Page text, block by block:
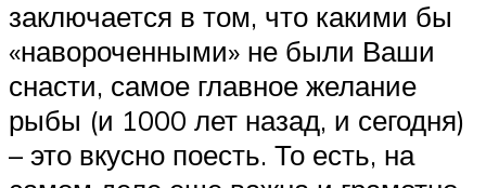
заключается в том, что какими бы
«навороченными» не были Ваши
снасти, самое главное желание
рыбы (и 1000 лет назад, и сегодня)
– это вкусно поесть. То есть, на